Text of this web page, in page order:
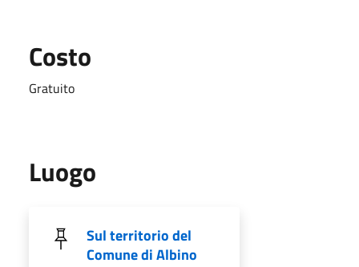
Costo
Gratuito
Luogo
Sul territorio del
Comune di Albino